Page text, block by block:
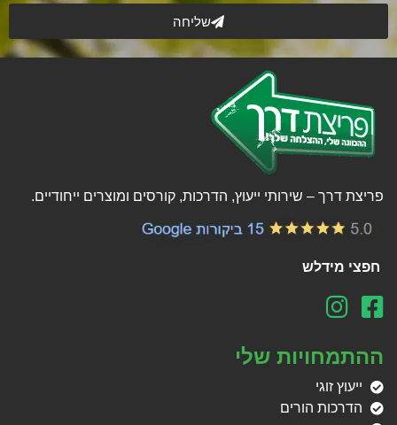
שליחה
פריצת דרך – שירותי ייעוץ, הדרכות, קורסים ומוצרים ייחודיים.
חפצי מידלש
ההתמחויות שלי
ייעוץ זוגי
הדרכות הורים